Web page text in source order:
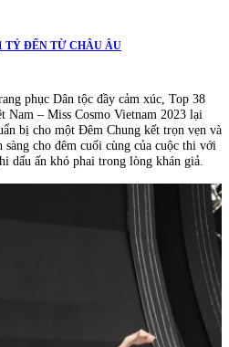
TỶ ĐẾN TỪ CHÂU ÂU
phục Dân tộc đầy cảm xúc, Top 38
Nam – Miss Cosmo Vietnam 2023 lại
bị cho một Đêm Chung kết trọn vẹn và
sàng cho đêm cuối cùng của cuộc thi với
dấu ấn khó phai trong lòng khán giả.